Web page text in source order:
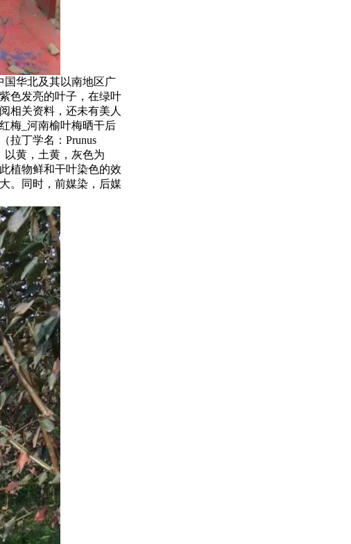
国华北及其以南地区广
色发亮的叶子，在绿叶
相关资料，还未有美人
梅_河南榆叶梅晒干后
拉丁学名：Prunus
以黄，土黄，灰色为
植物鲜和干叶染色的效
。同时，前媒染，后媒